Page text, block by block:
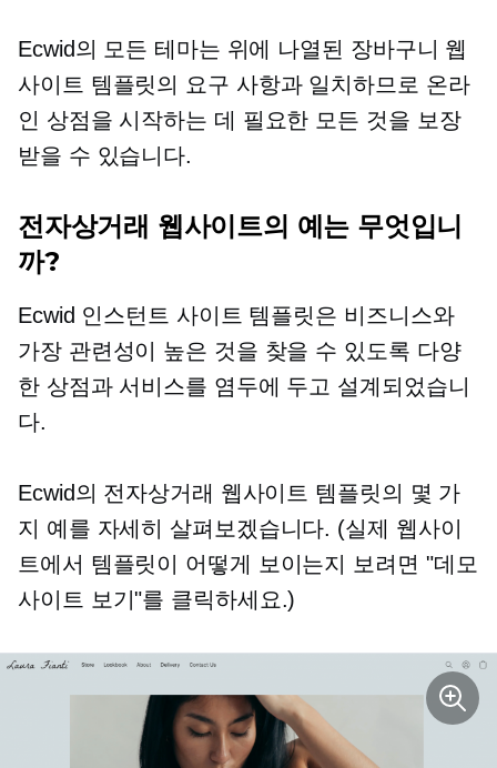
Ecwid의 모든 테마는 위에 나열된 장바구니 웹
사이트 템플릿의 요구 사항과 일치하므로 온라
인 상점을 시작하는 데 필요한 모든 것을 보장
받을 수 있습니다.
전자상거래 웹사이트의 예는 무엇입니
까?
Ecwid 인스턴트 사이트 템플릿은 비즈니스와
가장 관련성이 높은 것을 찾을 수 있도록 다양
한 상점과 서비스를 염두에 두고 설계되었습니
다.
Ecwid의 전자상거래 웹사이트 템플릿의 몇 가
지 예를 자세히 살펴보겠습니다. (실제 웹사이
트에서 템플릿이 어떻게 보이는지 보려면 "데모
사이트 보기"를 클릭하세요.)